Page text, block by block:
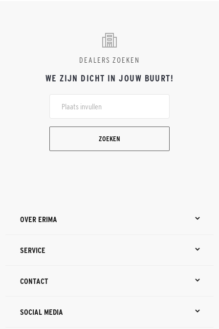
DEALERS ZOEKEN
WE ZIJN DICHT IN JOUW BUURT!
ZOEKEN
OVER ERIMA
SERVICE
CONTACT
SOCIAL MEDIA